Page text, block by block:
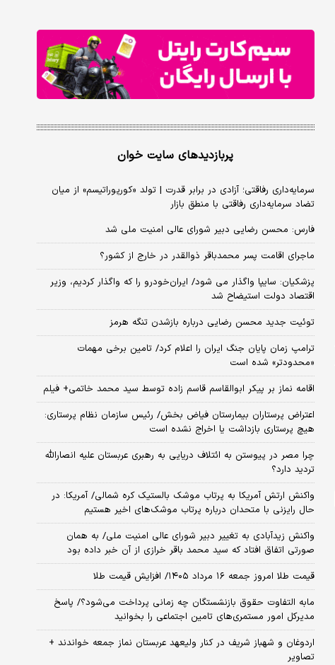
پربازدیدهای سایت خوان
سرمایه‌داری رفاقتی؛ آزادی در برابر قدرت | تولد «کورپوراتیسم» از میان
تضاد سرمایه‌داری رفاقتی با منطق بازار
فارس: محسن رضایی دبیر شورای عالی امنیت ملی شد
ماجرای اقامت پسر محمدباقر ذوالقدر در خارج از کشور؟
پزشکیان: سایپا واگذار می شود/ ایران‌خودرو را که واگذار کردیم، وزیر
اقتصاد دولت استیضاح شد
توئیت جدید محسن رضایی درباره بازشدن تنگه هرمز
ترامپ زمان پایان جنگ ایران را اعلام کرد/ تامین برخی مهمات
«محدودتر» شده است
اقامه نماز بر پیکر ابوالقاسم قاسم زاده توسط سید محمد خاتمی+ فیلم
اعتراض پرستاران بیمارستان فیاض بخش/ رئیس سازمان نظام پرستاری:
هیچ پرستاری بازداشت یا اخراج نشده است
چرا مصر در پیوستن به ائتلاف دریایی به رهبری عربستان علیه انصارالله
تردید دارد؟
واکنش ارتش آمریکا به پرتاب موشک بالستیک کره شمالی/ آمریکا: در
حال رایزنی با متحدان درباره پرتاب موشک‌های اخیر هستیم
واکنش زیدآبادی به تغییر دبیر شورای عالی امنیت ملی/ به همان
صورتی اتفاق افتاد که سید محمد باقر خرازی از آن خبر داده بود
قیمت طلا امروز جمعه ۱۶ مرداد ۱۴۰۵/ افزایش قیمت طلا
مابه التفاوت حقوق بازنشستگان چه زمانی پرداخت می‌شود؟/ پاسخ
مدیرکل امور مستمری‌های تامین اجتماعی را بخوانید
اردوغان و شهباز شریف در کنار ولیعهد عربستان نماز جمعه خواندند +
تصاویر